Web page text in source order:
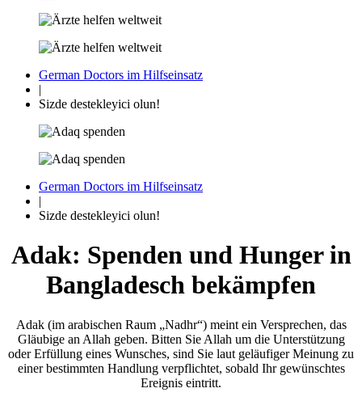
German Doctors im Hilfseinsatz
|
Sizde destekleyici olun!
German Doctors im Hilfseinsatz
|
Sizde destekleyici olun!
Adak: Spenden und Hunger in
Bangladesch bekämpfen
Adak (im arabischen Raum „Nadhr“) meint ein Versprechen, das
Gläubige an Allah geben. Bitten Sie Allah um die Unterstützung
oder Erfüllung eines Wunsches, sind Sie laut geläufiger Meinung zu
einer bestimmten Handlung verpflichtet, sobald Ihr gewünschtes
Ereignis eintritt.